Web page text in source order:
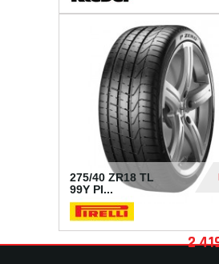
275/40 ZR18 TL
99Y PI...
2